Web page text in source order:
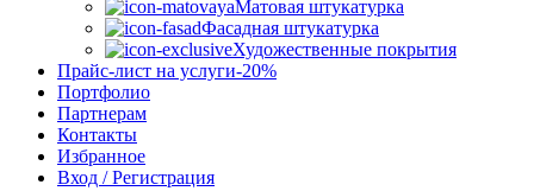
Матовая штукатурка
Фасадная штукатурка
Художественные покрытия
Прайс-лист на услуги-20%
Портфолио
Партнерам
Контакты
Избранное
Вход / Регистрация